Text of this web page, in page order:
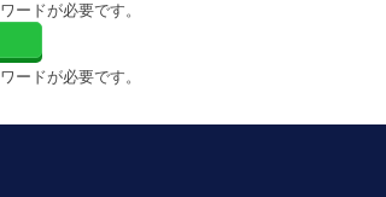
ードが必要です。
ードが必要です。